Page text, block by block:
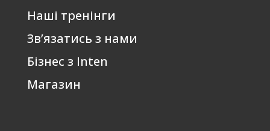
Наші тренінги
Зв’язатись з нами
Бізнес з Inten
Магазин